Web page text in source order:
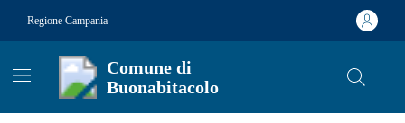
Regione Campania
Comune di
Buonabitacolo